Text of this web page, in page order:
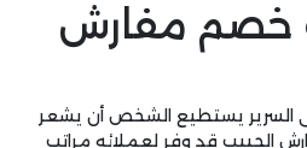
ب خصم مفارش
السرير يستطيع الشخص أن يشعر
الحبيب قد وفر لعملائه مراتب